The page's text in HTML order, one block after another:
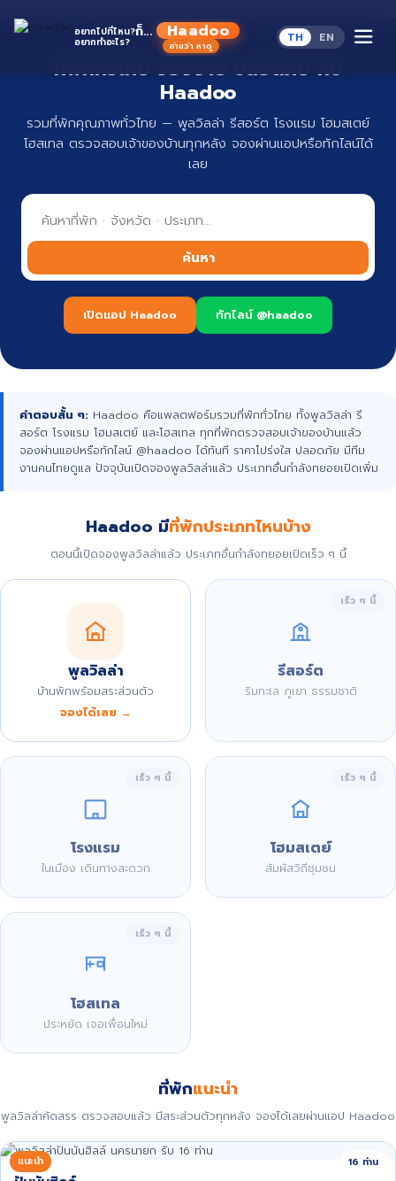
อยากไปที่ไหน?
อยากทำอะไร?
ก็... Haadoo
อ่านว่า หาดู
TH EN
ที่พักทั่วไทย จองง่าย ปลอดภัย กับ
Haadoo
รวมที่พักคุณภาพทั่วไทย — พูลวิลล่า รีสอร์ต โรงแรม โฮมสเตย์
โฮสเทล ตรวจสอบเจ้าของบ้านทุกหลัง จองผ่านแอปหรือทักไลน์ได้
เลย
ค้นหา
เปิดแอป Haadoo ทักไลน์ @haadoo
คำตอบสั้น ๆ: Haadoo คือแพลตฟอร์มรวมที่พักทั่วไทย ทั้งพูลวิลล่า รี
สอร์ต โรงแรม โฮมสเตย์ และโฮสเทล ทุกที่พักตรวจสอบเจ้าของบ้านแล้ว
จองผ่านแอปหรือทักไลน์ @haadoo ได้ทันที ราคาโปร่งใส ปลอดภัย มีทีม
งานคนไทยดูแล ปัจจุบันเปิดจองพูลวิลล่าแล้ว ประเภทอื่นกำลังทยอยเปิดเพิ่ม
Haadoo มีที่พักประเภทไหนบ้าง
ตอนนี้เปิดจองพูลวิลล่าแล้ว ประเภทอื่นกำลังทยอยเปิดเร็ว ๆ นี้
พูลวิลล่า
บ้านพักพร้อมสระส่วนตัว
จองได้เลย →
เร็ว ๆ นี้
รีสอร์ต
ริมทะเล ภูเขา ธรรมชาติ
เร็ว ๆ นี้
โรงแรม
ในเมือง เดินทางสะดวก
เร็ว ๆ นี้
โฮมสเตย์
สัมผัสวิถีชุมชน
เร็ว ๆ นี้
โฮสเทล
ประหยัด เจอเพื่อนใหม่
ที่พักแนะนำ
พูลวิลล่าคัดสรร ตรวจสอบแล้ว มีสระส่วนตัวทุกหลัง จองได้เลยผ่านแอป Haadoo
แนะนำ 16 ท่าน